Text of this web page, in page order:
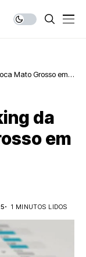
Mato Grosso em
da
em
1 MINUTOS LIDOS